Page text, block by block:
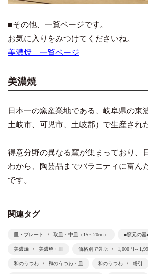
■その他、一覧ページです。
お気に入りをみつけてくださいね。
美濃焼 一覧ページ
美濃焼
日本一の窯産業地である、岐阜県の東
土岐市、可児市、土岐郡）で生産され
得意分野の異なる窯が集まっており、
わから、陶芸品までバラエティに富ん
です。
関連タグ
皿・プレート 取皿・中皿（15～20cm） ■窯元の器
美濃焼 美濃焼・皿 価格別で選ぶ 1,000円～
和のうつわ 和のうつわ・皿 和のうつわ 粉引